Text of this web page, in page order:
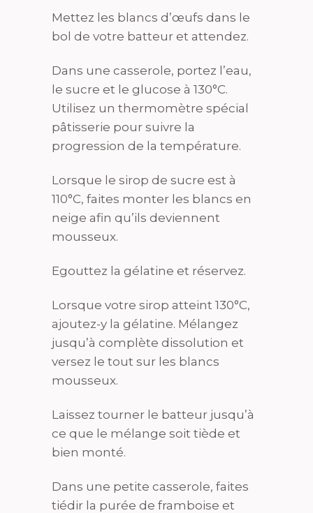
Mettez les blancs d’œufs dans le
bol de votre batteur et attendez.
Dans une casserole, portez l’eau,
le sucre et le glucose à 130°C.
Utilisez un thermomètre spécial
pâtisserie pour suivre la
progression de la température.
Lorsque le sirop de sucre est à
110°C, faites monter les blancs en
neige afin qu’ils deviennent
mousseux.
Egouttez la gélatine et réservez.
Lorsque votre sirop atteint 130°C,
ajoutez-y la gélatine. Mélangez
jusqu’à complète dissolution et
versez le tout sur les blancs
mousseux.
Laissez tourner le batteur jusqu’à
ce que le mélange soit tiède et
bien monté.
Dans une petite casserole, faites
tiédir la purée de framboise et